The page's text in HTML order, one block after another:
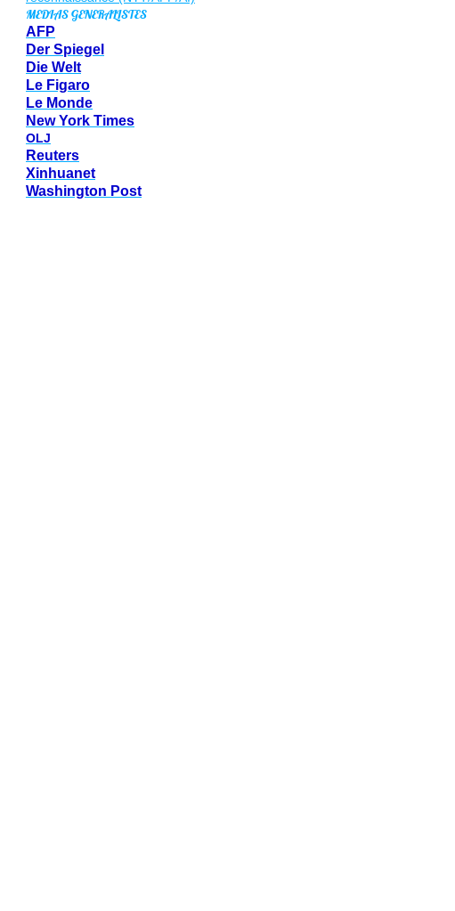
MEDIAS GENERALISTES
AFP
Der Spiegel
Die Welt
Le Figaro
Le Monde
New York Times
OLJ
Reuters
Xinhuanet
Washington Post